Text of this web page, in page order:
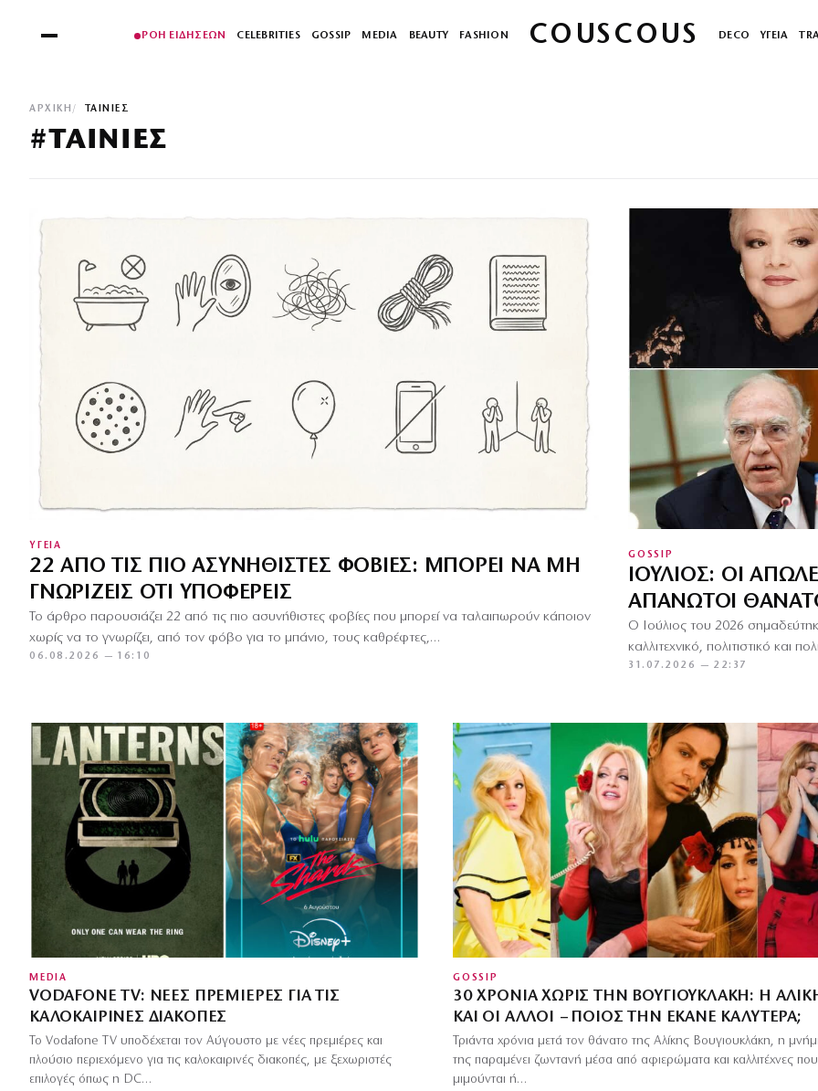
ΡΟΗ ΕΙΔΗΣΕΩΝ CELEBRITIES GOSSIP MEDIA BEAUTY FASHION COUSCOUS DECO ΥΓΕΙΑ
ΑΡΧΙΚΉ ΤΑΙΝΙΕΣ
#ΤΑΙΝΙΕΣ
ΥΓΕΙΑ
22 ΑΠΌ ΤΙΣ ΠΙΟ ΑΣΥΝΉΘΙΣΤΕΣ ΦΟΒΊΕΣ: ΜΠΟΡΕΊ ΝΑ ΜΗ
ΓΝΩΡΊΖΕΙΣ ΌΤΙ ΥΠΟΦΈΡΕΙΣ
Το άρθρο παρουσιάζει 22 από τις πιο ασυνήθιστες φοβίες που μπορεί να ταλαιπωρούν κάποιον
χωρίς να το γνωρίζει, από τον φόβο για το μπάνιο, τους καθρέφτες,…
06.08.2026 — 16:10
GOSSIP
ΙΟΎΛΙΟΣ: ΟΙ
ΑΠΑΝΩΤΟΊ
Ο Ιούλιος του 2026
καλλιτεχνικό, πολιτιστικό
31.07.2026 — 22:37
MEDIA
VODAFONE TV: ΝΈΕΣ ΠΡΕΜΙΈΡΕΣ ΓΙΑ ΤΙΣ
ΚΑΛΟΚΑΙΡΙΝΈΣ ΔΙΑΚΟΠΈΣ
Το Vodafone TV υποδέχεται τον Αύγουστο με νέες πρεμιέρες και
πλούσιο περιεχόμενο για τις καλοκαιρινές διακοπές, με ξεχωριστές
επιλογές όπως η DC…
GOSSIP
30 ΧΡΌΝΙΑ ΧΩΡΊΣ ΤΗΝ ΒΟΥΓΙΟΥΚΛΆΚΗ: Η
ΚΑΙ ΟΙ ΆΛΛΟΙ – ΠΟΙΟΣ ΤΗΝ ΈΚΑΝΕ ΚΑΛΎΤΕΡΑ;
Τριάντα χρόνια μετά τον θάνατο της Αλίκης Βουγιουκλάκη, η
της παραμένει ζωντανή μέσα από αφιερώματα και καλλιτέχνες
μιμούνται ή…